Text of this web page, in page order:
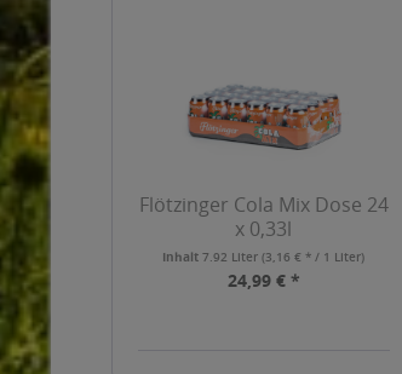
Flötzinger Cola Mix Dose 24
x 0,33l
Inhalt7.92 Liter(3,16 € * / 1 Liter)
24,99 € *